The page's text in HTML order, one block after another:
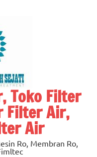
Toko Filter
Filter Air,
Air
Ro, Membran Ro,